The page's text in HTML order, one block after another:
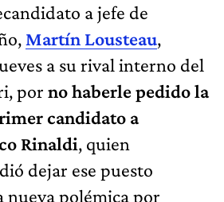
a jefe de
Martín Lousteau,
a su rival interno del
por no haberle pedido la
candidato a
Rinaldi, quien
dejar ese puesto
nueva polémica por